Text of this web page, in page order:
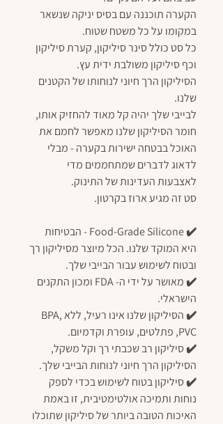
הקערה תוכננה עם בסיס יניקה שנשאר
במקומו על כל משטח שטוח.
כל סט כולל סינר סיליקון, קערת סיליקון
וכף סיליקון משולבת ידית עץ.
הסיליקון הרך חיוני לנוחותו של הקטנים
שלנו.
לבייבי שלך יהיה קל מאוד להחזיק אותו,
חומר הסיליקון שלנו מאפשר לחמם את
האוכל בבטחה ישירות בקערה - מבלי
לדאוג לדברים שמתחממים מדי
לאצבעות העדינות של התינוק.
סט זה מגיע ארוז בקרטון.
✔️ Food-Grade Silicone - הבטיחות
היא המוקד שלנו. הכל מיוצר מסיליקון רך
ובטוח לשימוש עבור הבייבי שלך.
✔️ מאושר על ידי ה- FDA ומכון התקנים
הישראלי.
✔️ הסיליקון שלנו אינו רעיל, ללא BPA,
PVC, פתלטים, עופרת וקדמיום.
✔️ סיליקון רב שכבתי רך וקל משקל,
הסיליקון הרך חיוני לנוחות הבייבי שלך.
✔️ סיליקון בטוח לשימוש בכדי לספק
נוחות ותמיכה אולטימטיבית, זו באמת
האיכות הטובה ביותר של סיליקון שתוכלו